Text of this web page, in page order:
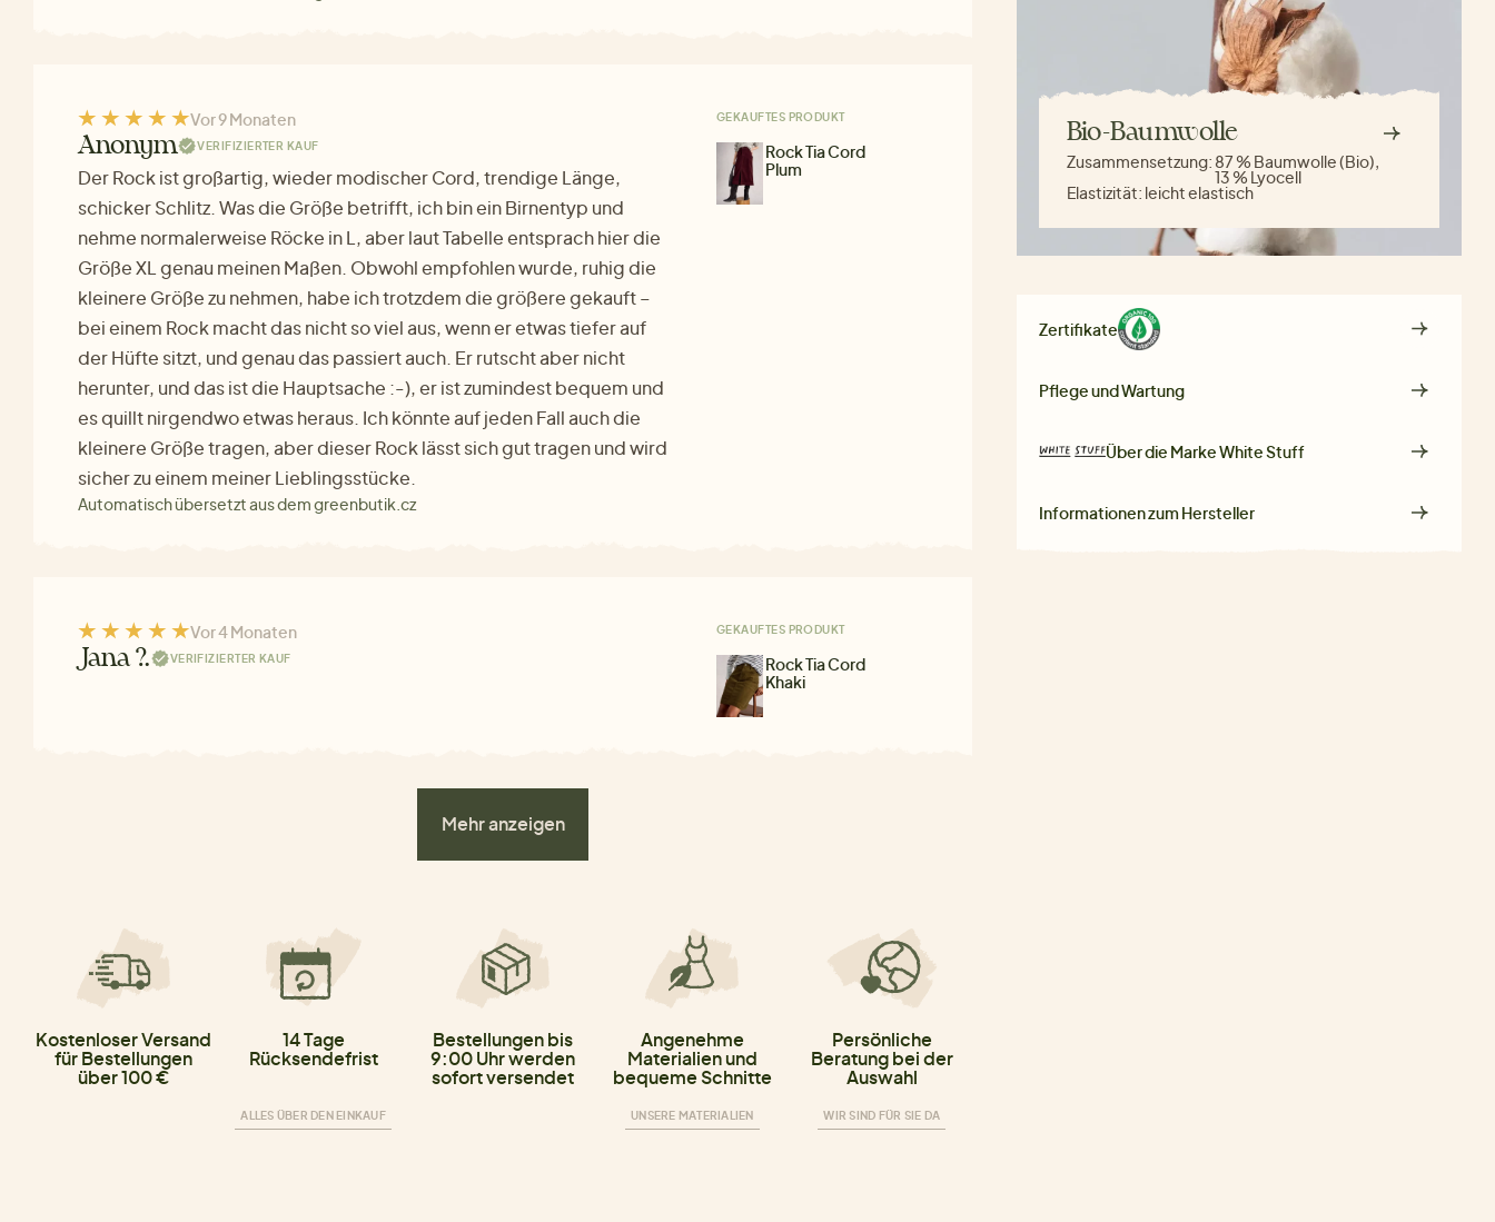
Vor 9 Monaten
Anonym VERIFIZIERTER KAUF
Der Rock ist großartig, wieder modischer Cord, trendige Länge,
schicker Schlitz. Was die Größe betrifft, ich bin ein Birnentyp und
nehme normalerweise Röcke in L, aber laut Tabelle entsprach hier die
Größe XL genau meinen Maßen. Obwohl empfohlen wurde, ruhig die
kleinere Größe zu nehmen, habe ich trotzdem die größere gekauft –
bei einem Rock macht das nicht so viel aus, wenn er etwas tiefer auf
der Hüfte sitzt, und genau das passiert auch. Er rutscht aber nicht
herunter, und das ist die Hauptsache :-), er ist zumindest bequem und
es quillt nirgendwo etwas heraus. Ich könnte auf jeden Fall auch die
kleinere Größe tragen, aber dieser Rock lässt sich gut tragen und wird
sicher zu einem meiner Lieblingsstücke.
Automatisch übersetzt aus dem greenbutik.cz
GEKAUFTES PRODUKT
Rock Tia Cord
Plum
Vor 4 Monaten
Jana ?. VERIFIZIERTER KAUF
GEKAUFTES PRODUKT
Rock Tia Cord
Khaki
Mehr anzeigen
Kostenloser Versand
für Bestellungen
über 100 €
14 Tage
Rücksendefrist
ALLES ÜBER DEN EINKAUF
Bestellungen bis
9:00 Uhr werden
sofort versendet
Angenehme
Materialien und
bequeme Schnitte
UNSERE MATERIALIEN
Persönliche
Beratung bei der
Auswahl
WIR SIND FÜR SIE DA
Bio-Baumwolle
Zusammensetzung: 87 % Baumwolle (Bio),
13 % Lyocell
Elastizität: leicht elastisch
Zertifikate
Pflege und Wartung
Über die MarkeWhite Stuff
Informationen zum Hersteller